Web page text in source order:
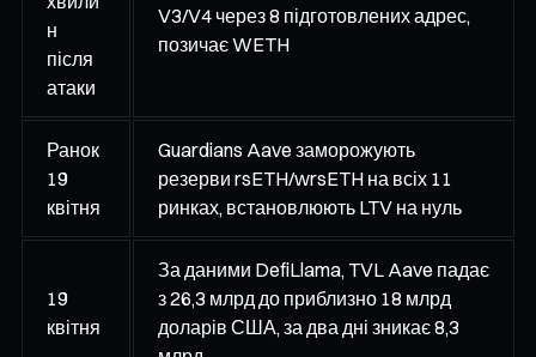
н
після
атаки
V3/V4 через 8 підготовлених адрес,
позичає WETH
Ранок
19
квітня
Guardians Aave заморожують
резерви rsETH/wrsETH на всіх 11
ринках, встановлюють LTV на нуль
19
квітня
За даними DefiLlama, TVL Aave падає
з 26,3 млрд до приблизно 18 млрд
доларів США, за два дні зникає 8,3